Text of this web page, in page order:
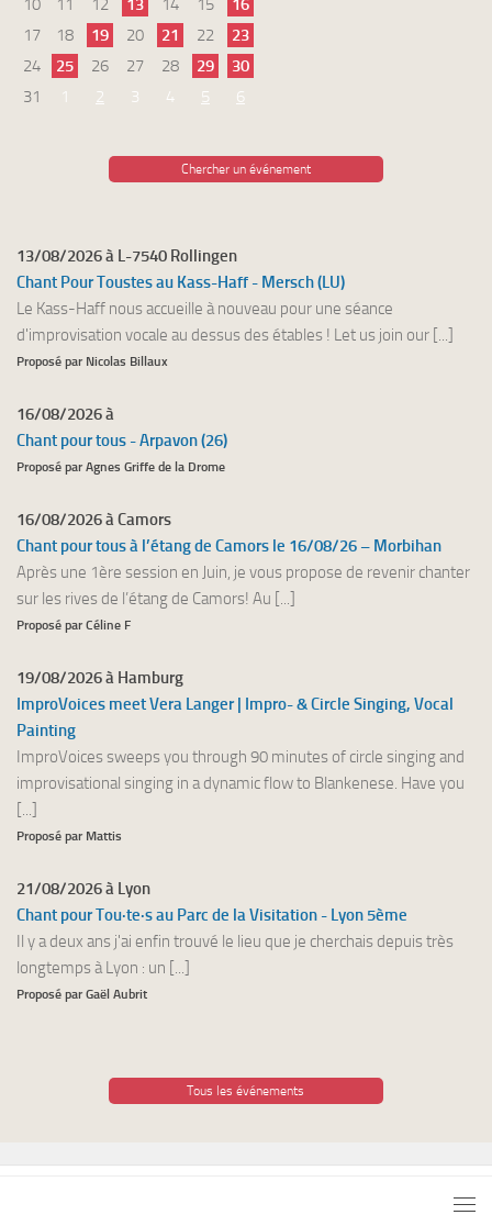
10
11 12 13 14 15
16
17
18 19 20 21 22
23
24
25 26 27 28 29
30
31
1 2 3 4 5 6
Chercher un événement
13/08/2026 à L-7540 Rollingen
Chant Pour Toustes au Kass-Haff - Mersch (LU)
Le Kass-Haff nous accueille à nouveau pour une séance
d'improvisation vocale au dessus des étables ! Let us join our [...]
Proposé par Nicolas Billaux
16/08/2026 à
Chant pour tous - Arpavon (26)
Proposé par Agnes Griffe de la Drome
16/08/2026 à Camors
Chant pour tous à l’étang de Camors le 16/08/26 – Morbihan
Après une 1ère session en Juin, je vous propose de revenir chanter
sur les rives de l’étang de Camors! Au [...]
Proposé par Céline F
19/08/2026 à Hamburg
ImproVoices meet Vera Langer | Impro- & Circle Singing, Vocal
Painting
ImproVoices sweeps you through 90 minutes of circle singing and
improvisational singing in a dynamic flow to Blankenese. Have you
[...]
Proposé par Mattis
21/08/2026 à Lyon
Chant pour Tou·te·s au Parc de la Visitation - Lyon 5ème
Il y a deux ans j'ai enfin trouvé le lieu que je cherchais depuis très
longtemps à Lyon : un [...]
Proposé par Gaël Aubrit
Tous les événements